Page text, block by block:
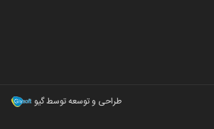
طراحی و توسعه توسط گیو